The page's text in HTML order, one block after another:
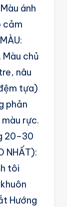
ánh
cảm
chủ
nâu
tựa)
phản
rực.
20–30
NHẤT):
tôi
Hướng